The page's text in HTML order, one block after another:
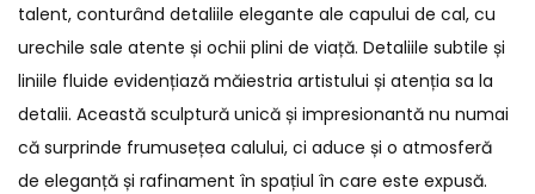
talent, conturând detaliile elegante ale capului de cal, cu
urechile sale atente și ochii plini de viață. Detaliile subtile și
liniile fluide evidențiază măiestria artistului și atenția sa la
detalii. Această sculptură unică și impresionantă nu numai
că surprinde frumusețea calului, ci aduce și o atmosferă
de eleganță și rafinament în spațiul în care este expusă.